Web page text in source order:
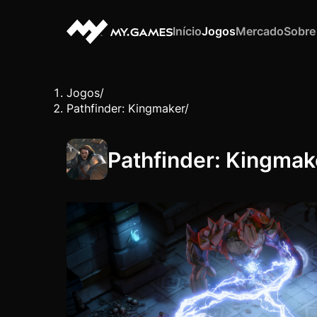
InícioJogosMercadoSobre
Jogos/
Pathfinder: Kingmaker/
Pathfinder: